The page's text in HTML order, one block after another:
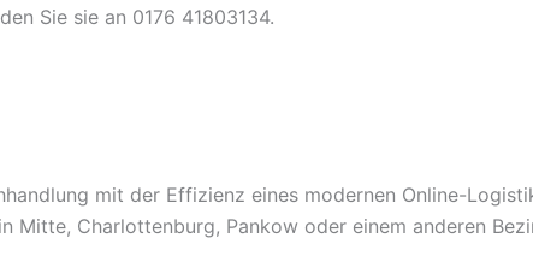
Sie sie an 0176 41803134.
mit der Effizienz eines modernen Online-
Mitte, Charlottenburg, Pankow oder einem anderen